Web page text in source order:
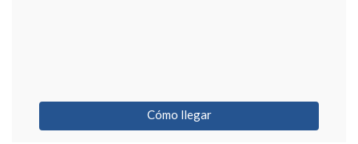
Cómo llegar